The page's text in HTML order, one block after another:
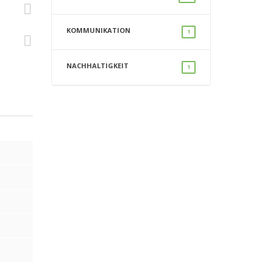
KOMMUNIKATION 1
NACHHALTIGKEIT 1